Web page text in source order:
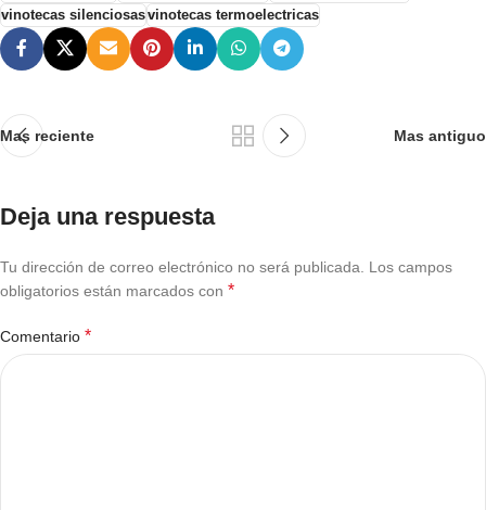
vinotecas silenciosasvinotecas termoelectricas
Mas reciente Mas antiguo
Deja una respuesta
Tu dirección de correo electrónico no será publicada.
Los campos
obligatorios están marcados con *
Comentario *